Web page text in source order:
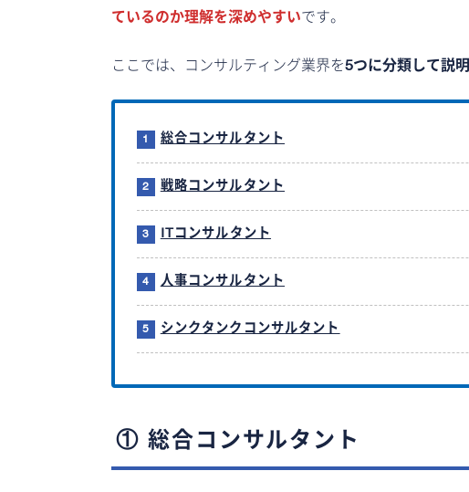
ているのか理解を深めやすいです。
ここでは、コンサルティング業界を5つに分類して説明
総合コンサルタント
戦略コンサルタント
ITコンサルタント
人事コンサルタント
シンクタンクコンサルタント
① 総合コンサルタント